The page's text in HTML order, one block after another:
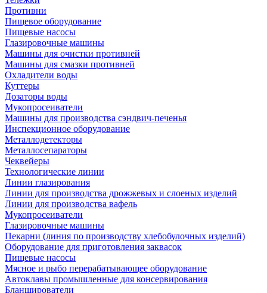
Противни
Пищевое оборудование
Пищевые насосы
Глазировочные машины
Машины для очистки противней
Машины для смазки противней
Охладители воды
Куттеры
Дозаторы воды
Мукопросеиватели
Машины для производства сэндвич-печенья
Инспекционное оборудование
Металлодетекторы
Металлосепараторы
Чеквейеры
Технологические линии
Линии глазирования
Линии для производства дрожжевых и слоеных изделий
Линии для производства вафель
Мукопросеиватели
Глазировочные машины
Пекарни (линия по производству хлебобулочных изделий)
Оборудование для приготовления заквасок
Пищевые насосы
Мясное и рыбо перерабатывающее оборудование
Автоклавы промышленные для консервирования
Бланширователи